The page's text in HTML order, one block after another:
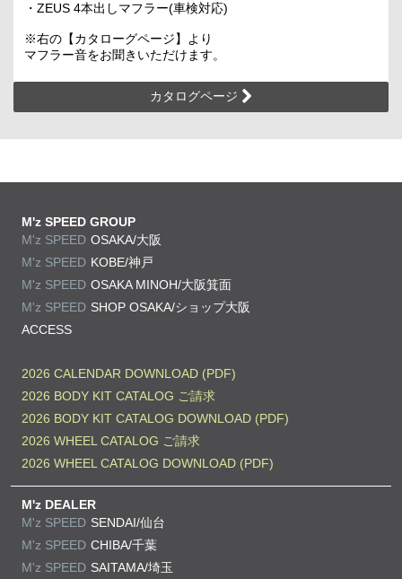
・ZEUS 4本出しマフラー(車検対応)
※右の【カタローグページ】より
マフラー音をお聞きいただけます。
カタログページ
M'z SPEED GROUP
M'z SPEED OSAKA/大阪
M'z SPEED KOBE/神戸
M'z SPEED OSAKA MINOH/大阪箕面
M'z SPEED SHOP OSAKA/ショップ大阪
ACCESS
2026 CALENDAR DOWNLOAD (PDF)
2026 BODY KIT CATALOG ご請求
2026 BODY KIT CATALOG DOWNLOAD (PDF)
2026 WHEEL CATALOG ご請求
2026 WHEEL CATALOG DOWNLOAD (PDF)
M'z DEALER
M'z SPEED SENDAI/仙台
M'z SPEED CHIBA/千葉
M'z SPEED SAITAMA/埼玉